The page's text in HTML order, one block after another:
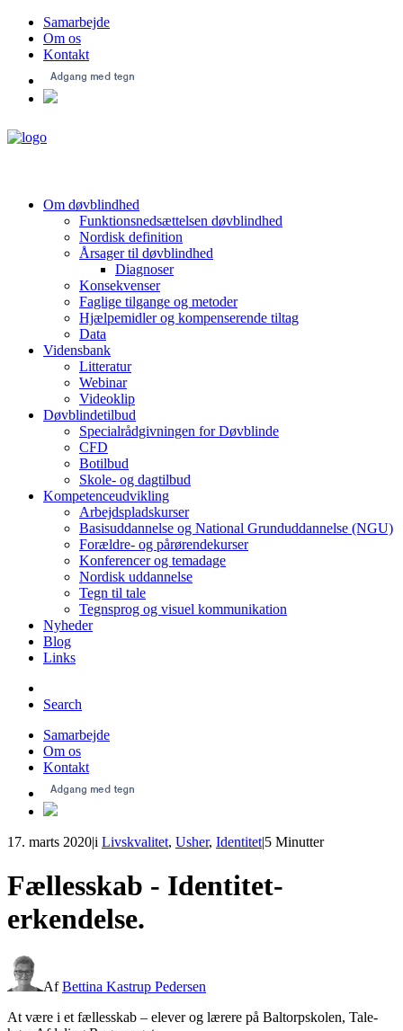
Samarbejde
Om os
Kontakt
Om døvblindhed
Funktionsnedsættelsen døvblindhed
Nordisk definition
Årsager til døvblindhed
Diagnoser
Konsekvenser
Faglige tilgange og metoder
Hjælpemidler og kompenserende tiltag
Data
Vidensbank
Litteratur
Webinar
Videoklip
Døvblindetilbud
Specialrådgivningen for Døvblinde
CFD
Botilbud
Skole- og dagtilbud
Kompetenceudvikling
Arbejdspladskurser
Basisuddannelse og National Grunduddannelse (NGU)
Forældre- og pårørendekurser
Konferencer og temadage
Nordisk uddannelse
Tegn til tale
Tegnsprog og visuel kommunikation
Nyheder
Blog
Links
Search
Samarbejde
Om os
Kontakt
17. marts 2020|i Livskvalitet, Usher, Identitet|5 Minutter
Fællesskab - Identitet-
erkendelse.
AfBettina Kastrup Pedersen
At være i et fællesskab – elever og lærere på Baltorpskolen, Tale-